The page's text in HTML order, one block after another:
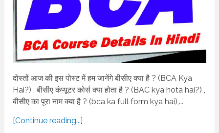
दोस्तों आज की इस पोस्ट में हम जानेंगे बीसीए क्या है ? (BCA Kya
Hai?) , बीसीए कंप्यूटर कोर्स क्या होता है ? (BAC kya hota hai?) ,
बीसीए का पूरा नाम क्या है ? (bca ka full form kya hai),...
[Continue reading...]